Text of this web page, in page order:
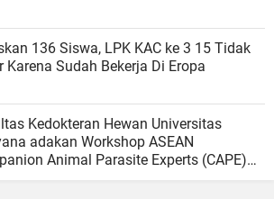
136 Siswa, LPK KAC ke 3 15 Tidak
Karena Sudah Bekerja Di Eropa
Kedokteran Hewan Universitas
adakan Workshop ASEAN
Animal Parasite Experts (CAPE)